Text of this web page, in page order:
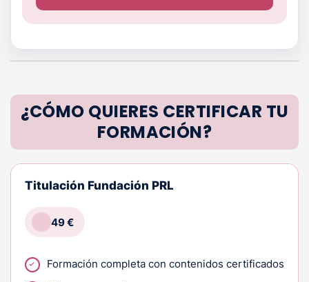
¿CÓMO QUIERES CERTIFICAR TU
FORMACIÓN?
Titulación Fundación PRL
49 €
Formación completa con contenidos certificados